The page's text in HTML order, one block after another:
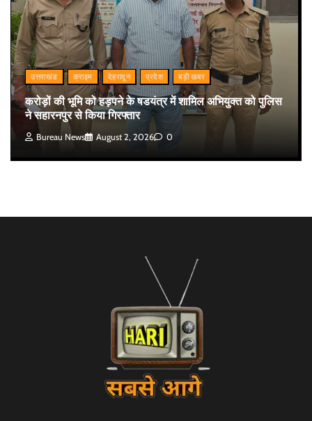
उत्तराखंड क्राइम देहरादून प्रदेश बड़ी खबर
करोड़ों की भूमि को हड़पने के षडयंत्र में शामिल अभियुक्त को पुलिस
ने सहारनपुर से किया गिरफ्तार
Bureau News August 2, 2026 0